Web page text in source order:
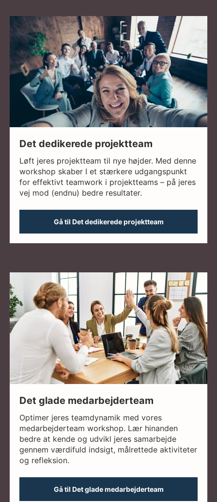
Det dedikerede projektteam
Løft jeres projektteam til nye højder. Med denne
workshop skaber I et stærkere udgangspunkt
for effektivt teamwork i projektteams – på jeres
vej mod (endnu) bedre resultater.
Gå til Det dedikerede projektteam
Det glade medarbejderteam
Optimer jeres teamdynamik med vores
medarbejderteam workshop. Lær hinanden
bedre at kende og udvikl jeres samarbejde
gennem værdifuld indsigt, målrettede aktiviteter
og refleksion.
Gå til Det glade medarbejderteam